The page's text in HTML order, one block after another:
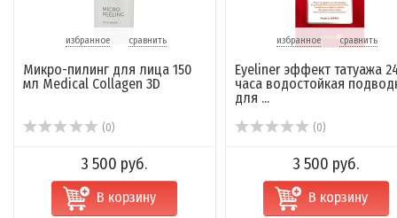
избранное сравнить
Микро-пилинг для лица 150
мл Medical Collagen 3D
(0)
3 500 руб.
В корзину
избранное сравнить
Eyeliner эффект татуажа
часа водостойкая
для ...
(0)
3 500 руб.
В корзину